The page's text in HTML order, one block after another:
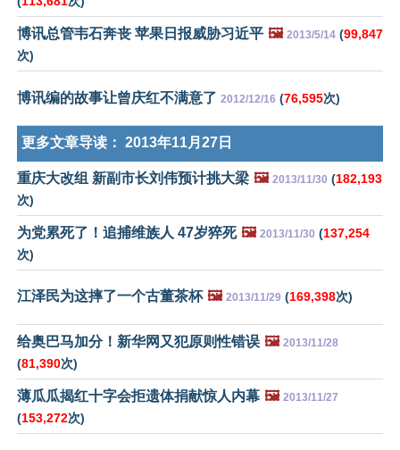
博讯总管韦石奔丧 苹果日报威胁习近平 🖼️ 2013/5/14 (99,847
次)
博讯编的故事让曾庆红不满意了 2012/12/16 (76,595次)
更多文章导读： 2013年11月27日
重庆大改组 新副市长刘伟预计挑大梁 🖼️ 2013/11/30 (182,193
次)
为党累死了！追捕维族人 47岁猝死 🖼️ 2013/11/30 (137,254
次)
江泽民为这摔了一个古董茶杯 🖼️ 2013/11/29 (169,398次)
给奥巴马加分！新华网又犯原则性错误 🖼️ 2013/11/28
(81,390次)
薄瓜瓜揭红十字会拒遗体捐献惊人内幕 🖼️ 2013/11/27
(153,272次)